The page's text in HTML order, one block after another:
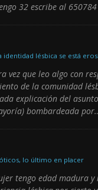
32 escribe al
identidad lésbica se está
vez que leo algo con
de la comunidad
explicación del
bombardeada
lo último en placer
tengo edad madura y